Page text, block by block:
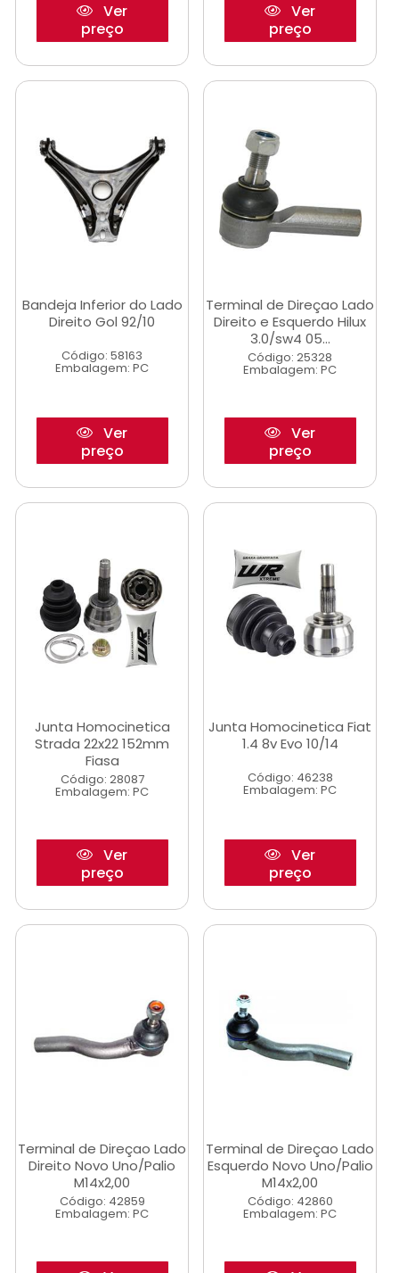
Ver
preço
Ver
preço
Bandeja Inferior do Lado
Direito Gol 92/10
Código: 58163
Embalagem: PC
Ver
preço
Terminal de Direçao Lado
Direito e Esquerdo Hilux
3.0/sw4 05...
Código: 25328
Embalagem: PC
Ver
preço
Junta Homocinetica
Strada 22x22 152mm
Fiasa
Código: 28087
Embalagem: PC
Ver
preço
Junta Homocinetica Fiat
1.4 8v Evo 10/14
Código: 46238
Embalagem: PC
Ver
preço
Terminal de Direçao Lado
Direito Novo Uno/Palio
M14x2,00
Código: 42859
Embalagem: PC
Terminal de Direçao Lado
Esquerdo Novo Uno/Palio
M14x2,00
Código: 42860
Embalagem: PC